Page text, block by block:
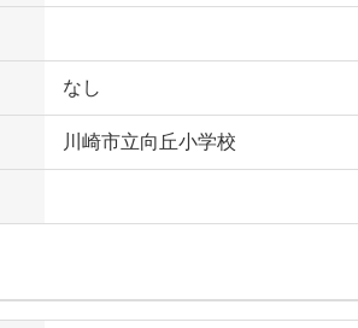
なし
川崎市立向丘小学校